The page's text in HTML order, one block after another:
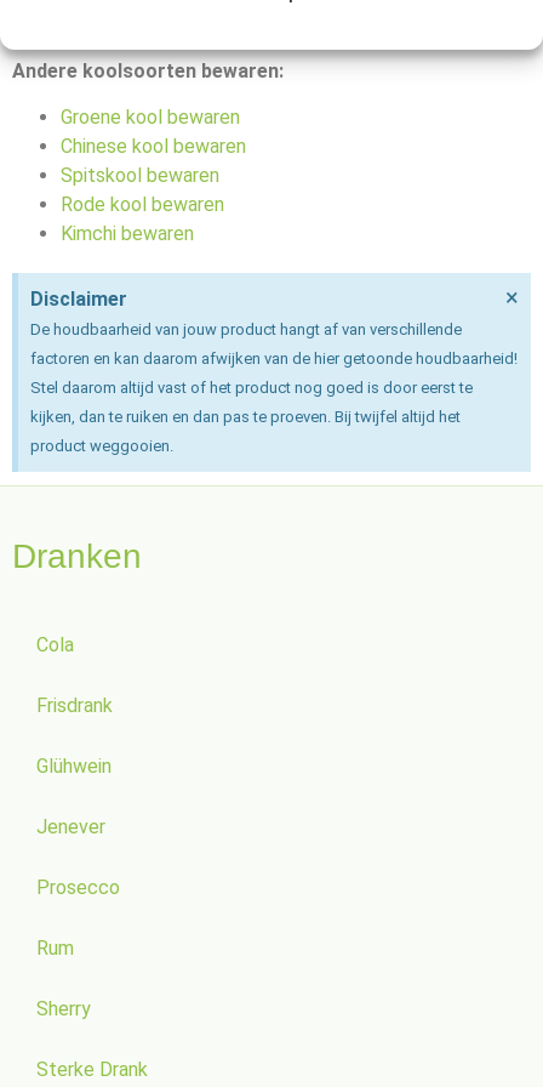
Andere koolsoorten bewaren:
Groene kool bewaren
Chinese kool bewaren
Spitskool bewaren
Rode kool bewaren
Kimchi bewaren
Disclaimer
De houdbaarheid van jouw product hangt af van verschillende
factoren en kan daarom afwijken van de hier getoonde houdbaarheid!
Stel daarom altijd vast of het product nog goed is door eerst te
kijken, dan te ruiken en dan pas te proeven. Bij twijfel altijd het
product weggooien.
×
Dranken
Cola
Frisdrank
Glühwein
Jenever
Prosecco
Rum
Sherry
Sterke Drank